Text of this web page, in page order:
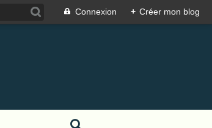
Connexion + Créer mon blog